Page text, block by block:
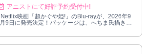
アニストにて好評予約受付中!
Netflix映画「超かぐや姫!」のBlu-rayが、2026年9
月9日に発売決定！パッケージは、へちま氏描き下